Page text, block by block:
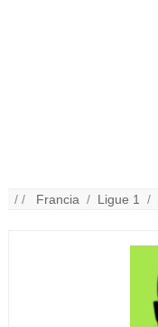
/ / Francia / Ligue 1 /